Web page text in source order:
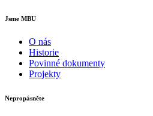
Jsme MBU
O nás
Historie
Povinné dokumenty
Projekty
Nepropásněte